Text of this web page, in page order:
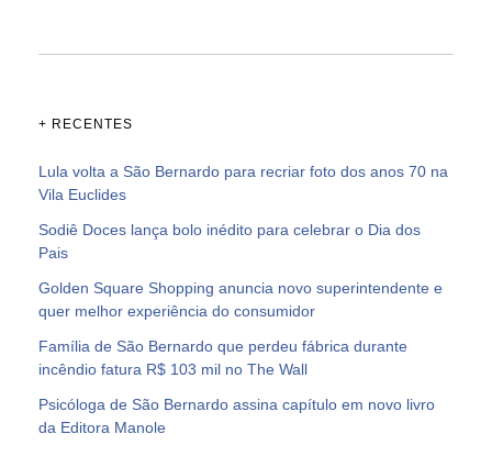
+ RECENTES
Lula volta a São Bernardo para recriar foto dos anos 70 na
Vila Euclides
Sodiê Doces lança bolo inédito para celebrar o Dia dos
Pais
Golden Square Shopping anuncia novo superintendente e
quer melhor experiência do consumidor
Família de São Bernardo que perdeu fábrica durante
incêndio fatura R$ 103 mil no The Wall
Psicóloga de São Bernardo assina capítulo em novo livro
da Editora Manole